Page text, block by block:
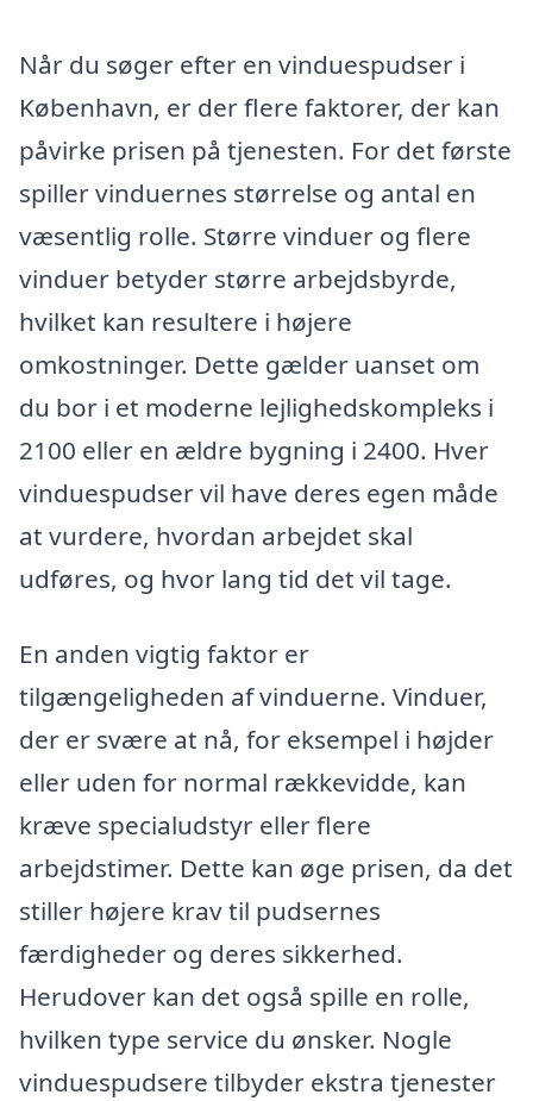
Når du søger efter en vinduespudser i
København, er der flere faktorer, der kan
påvirke prisen på tjenesten. For det første
spiller vinduernes størrelse og antal en
væsentlig rolle. Større vinduer og flere
vinduer betyder større arbejdsbyrde,
hvilket kan resultere i højere
omkostninger. Dette gælder uanset om
du bor i et moderne lejlighedskompleks i
2100 eller en ældre bygning i 2400. Hver
vinduespudser vil have deres egen måde
at vurdere, hvordan arbejdet skal
udføres, og hvor lang tid det vil tage.
En anden vigtig faktor er
tilgængeligheden af vinduerne. Vinduer,
der er svære at nå, for eksempel i højder
eller uden for normal rækkevidde, kan
kræve specialudstyr eller flere
arbejdstimer. Dette kan øge prisen, da det
stiller højere krav til pudsernes
færdigheder og deres sikkerhed.
Herudover kan det også spille en rolle,
hvilken type service du ønsker. Nogle
vinduespudsere tilbyder ekstra tjenester